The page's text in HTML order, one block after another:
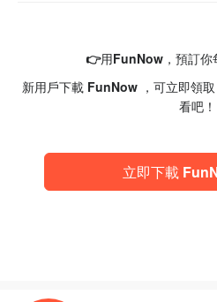
👉用FunNow，預訂你
新用戶下載 FunNow ，可立即領
看吧！
立即下載